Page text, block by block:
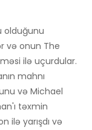
olduğunu
və onun The
ilə uçurdular.
mahnı
və Michael
təxmin
ilə yarışdı və